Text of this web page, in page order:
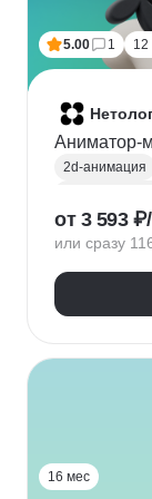
5.00 1 12
Аниматор-
2d-анимация
After Effects
Sketch
TVPaint
от 3 593
или сразу
16 мес